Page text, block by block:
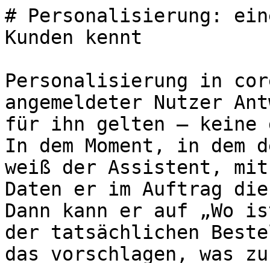
# Personalisierung:
Kunden kennt
Personalisierung in
angemeldeter Nutzer
für ihn gelten – keine
In dem Moment, in dem
weiß der Assistent, mit
Daten er im Auftrag
Dann kann er auf „Wo
der tatsächlichen
das vorschlagen, was